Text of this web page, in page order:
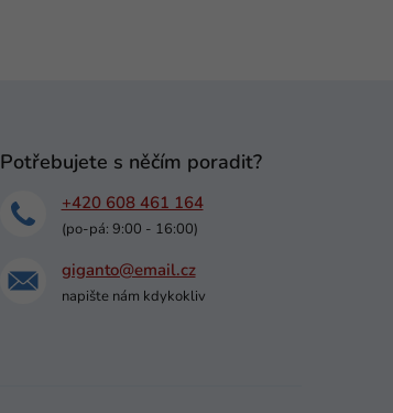
Potřebujete s něčím poradit?
+420 608 461 164
(po-pá: 9:00 - 16:00)
giganto@email.cz
napište nám kdykokliv